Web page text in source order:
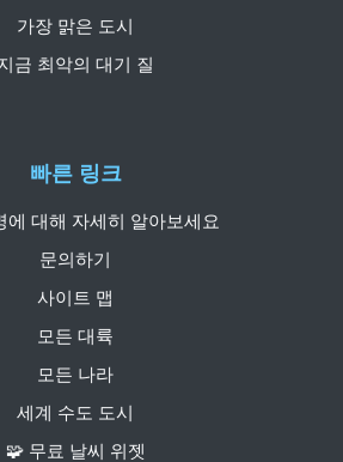
빠른 링크
에 대해 자세히 알아보세요
문의하기
사이트 맵
모든 대륙
모든 나라
세계 수도 도시
🧩 무료 날씨 위젯
가장 맑은 도시
금 최악의 대기 질